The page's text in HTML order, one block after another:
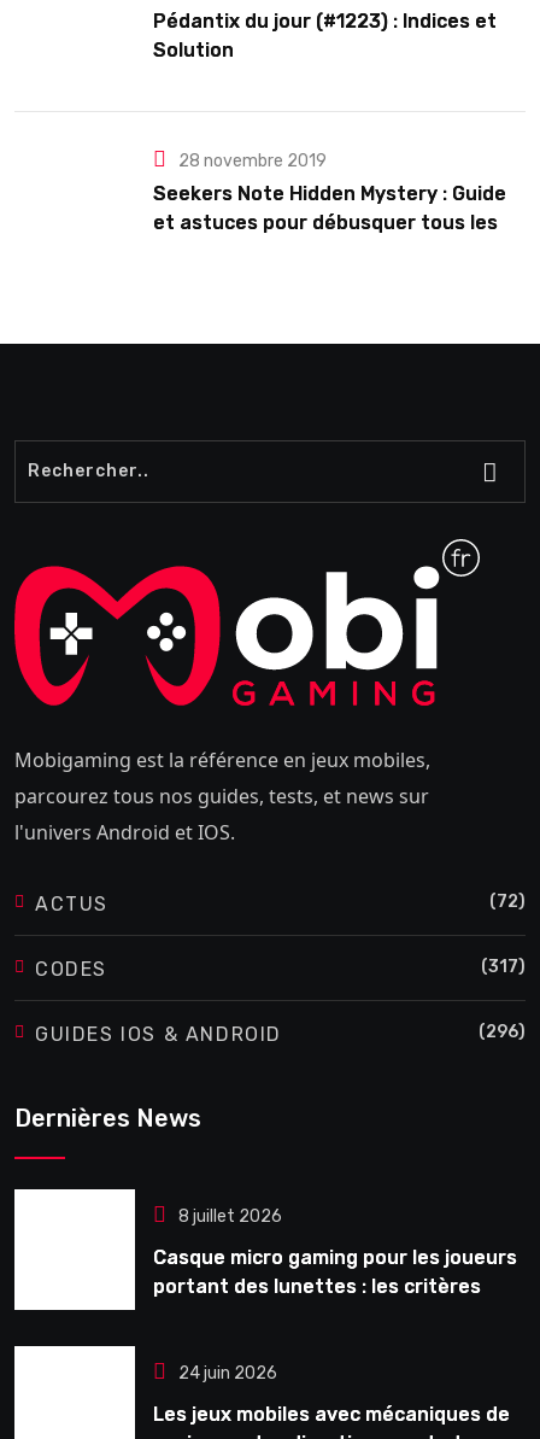
Pédantix du jour (#1223) : Indices et
Solution
28 novembre 2019
Seekers Note Hidden Mystery : Guide
et astuces pour débusquer tous les
Mobigaming est la référence en jeux mobiles,
parcourez tous nos guides, tests, et news sur
l'univers Android et IOS.
ACTUS (72)
CODES (317)
GUIDES IOS & ANDROID (296)
Dernières News
8 juillet 2026
Casque micro gaming pour les joueurs
portant des lunettes : les critères
24 juin 2026
Les jeux mobiles avec mécaniques de